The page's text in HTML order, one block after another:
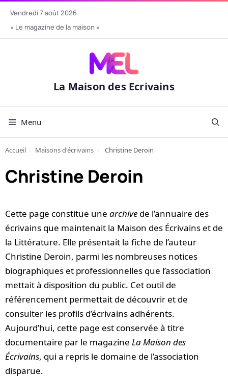
vendredi 7 août 2026
« Le magazine de la maison »
La Maison des Ecrivains
Menu
Accueil › Maisons d'écrivains › Christine Deroin
Christine Deroin
Cette page constitue une archive de l’annuaire des
écrivains que maintenait la Maison des Écrivains et de
la Littérature. Elle présentait la fiche de l’auteur
Christine Deroin, parmi les nombreuses notices
biographiques et professionnelles que l’association
mettait à disposition du public. Cet outil de
référencement permettait de découvrir et de
consulter les profils d’écrivains adhérents.
Aujourd’hui, cette page est conservée à titre
documentaire par le magazine La Maison des
Écrivains, qui a repris le domaine de l’association
disparue.